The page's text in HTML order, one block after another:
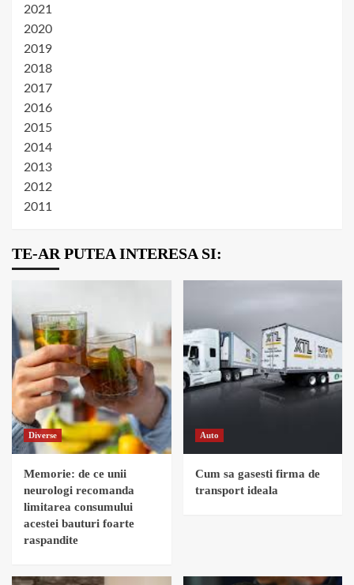
2021
2020
2019
2018
2017
2016
2015
2014
2013
2012
2011
TE-AR PUTEA INTERESA SI:
Diverse
Memorie: de ce unii
neurologi recomanda
limitarea consumului
acestei bauturi foarte
raspandite
Auto
Cum sa gasesti firma de
transport ideala